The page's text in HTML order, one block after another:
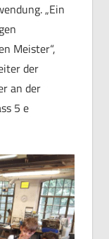
„Ein
Meister“,
der
an der
5 e